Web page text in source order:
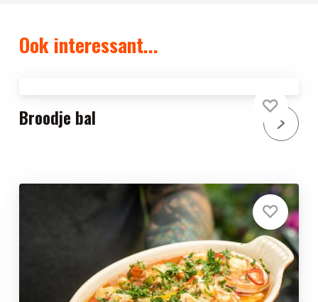
Ook interessant...
Broodje bal